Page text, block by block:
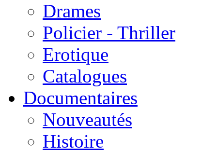
Drames
Policier - Thriller
Erotique
Catalogues
Documentaires
Nouveautés
Histoire